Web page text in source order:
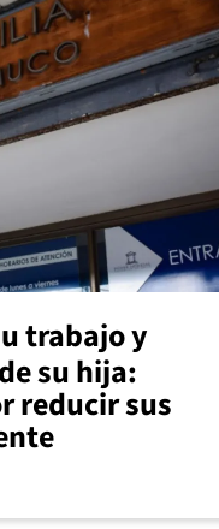
trabajo y
su hija:
reducir sus